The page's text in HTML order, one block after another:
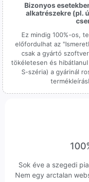
Bizonyos
alkatrészekre (pl.
Ez mindig 100%-os,
előfordulhat az
csak a gyártó
tökéletesen és
S-széria) a gyárinál
Sok éve a szegedi
Nem egy arctalan